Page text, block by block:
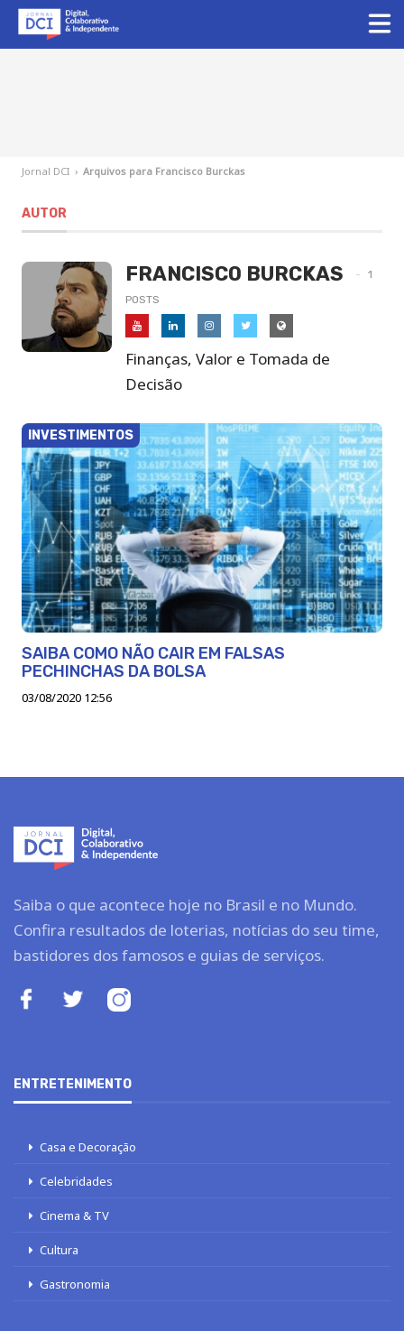
Jornal DCI › Arquivos para Francisco Burckas
AUTOR
FRANCISCO BURCKAS
1
POSTS
Francisco
YouTube
Francisco
no
LinkedIn
FranciscoFranciscoSite
Finanças, Valor e Tomada de
Decisão
INVESTIMENTOS
SAIBA COMO NÃO CAIR EM FALSAS
PECHINCHAS DA BOLSA
03/08/2020 12:56
Saiba o que acontece hoje no Brasil e no Mundo.
Confira resultados de loterias, notícias do seu time,
bastidores dos famosos e guias de serviços.
ENTRETENIMENTO
Casa e Decoração
Celebridades
Cinema & TV
Cultura
Gastronomia